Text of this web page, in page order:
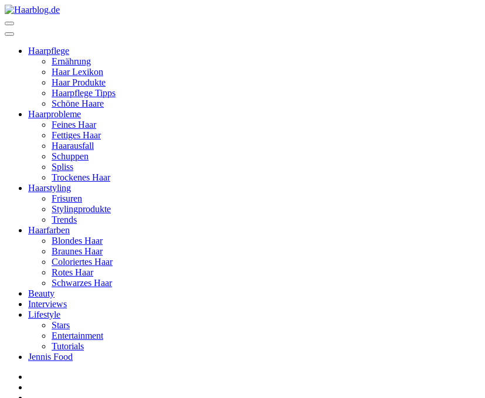
Zum
Inhalt
springen
drücken)Haarpflege
Ernährung
Haar Lexikon
Haar Produkte
Haarpflege Tipps
Schöne Haare
Haarprobleme
Feines Haar
Fettiges Haar
Haarausfall
Schuppen
Spliss
Trockenes Haar
Haarstyling
Frisuren
Stylingprodukte
Trends
Haarfarben
Blondes Haar
Braunes Haar
Coloriertes Haar
Rotes Haar
Schwarzes Haar
Beauty
Interviews
Lifestyle
Stars
Entertainment
Tutorials
Jennis Food